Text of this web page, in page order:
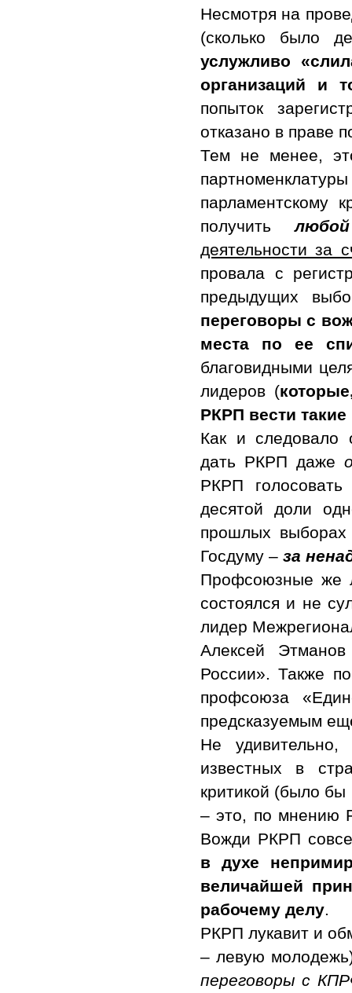
Несмотря на
(сколько было
услужливо
организаций и
попыток
отказано в праве
Тем не менее,
парламентскому
получить
деятельности за
провала с
предыдущих
переговоры с
места по ее
благовидными
лидеров (
РКРП вести
Как и следовало
дать РКРП даже
РКРП
десятой доли
прошлых
Госдуму – за
Профсоюзные же
состоялся и не
лидер
Алексей
России». Также
профсоюза
предсказуемым
Не
известных в
критикой (было
– это, по мнению
Вожди РКРП
в духе
величайшей
рабочему делу.
РКРП лукавит и
– левую
переговоры с